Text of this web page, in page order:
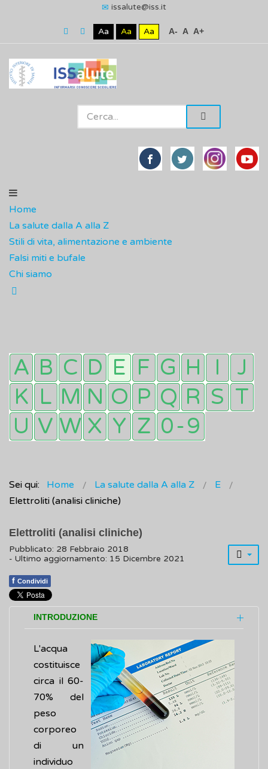
issalute@iss.it
Aa Aa Aa A- A A+
Home
La salute dalla A alla Z
Stili di vita, alimentazione e ambiente
Falsi miti e bufale
Chi siamo
Sei qui: Home La salute dalla A alla Z
E
Elettroliti (analisi cliniche)
Elettroliti (analisi cliniche)
Pubblicato: 28 Febbraio 2018
- Ultimo aggiornamento: 15 Dicembre 2021
f Condividi
INTRODUZIONE
L'acqua
costituisce
circa il 60-
70% del
peso
corporeo
di un
individuo